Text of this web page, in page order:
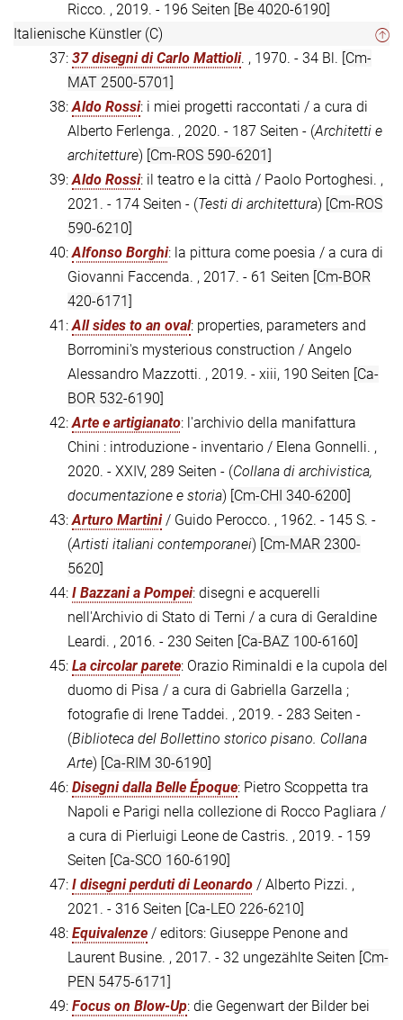
Ricco. , 2019. - 196 Seiten [Be 4020-6190]
Italienische Künstler (C)
37: 37 disegni di Carlo Mattioli. , 1970. - 34 Bl. [Cm-
MAT 2500-5701]
38:Aldo Rossi: i miei progetti raccontati / a cura di
Alberto Ferlenga. , 2020. - 187 Seiten - (Architetti e
architetture) [Cm-ROS 590-6201]
39:Aldo Rossi: il teatro e la città / Paolo Portoghesi. ,
2021. - 174 Seiten - (Testi di architettura) [Cm-ROS
590-6210]
40:Alfonso Borghi: la pittura come poesia / a cura di
Giovanni Faccenda. , 2017. - 61 Seiten [Cm-BOR
420-6171]
41:All sides to an oval: properties, parameters and
Borromini's mysterious construction / Angelo
Alessandro Mazzotti. , 2019. - xiii, 190 Seiten [Ca-
BOR 532-6190]
42:Arte e artigianato: l'archivio della manifattura
Chini : introduzione - inventario / Elena Gonnelli. ,
2020. - XXIV, 289 Seiten - (Collana di archivistica,
documentazione e storia) [Cm-CHI 340-6200]
43:Arturo Martini/ Guido Perocco. , 1962. - 145 S. -
(Artisti italiani contemporanei) [Cm-MAR 2300-
5620]
44: I Bazzani a Pompei: disegni e acquerelli
nell'Archivio di Stato di Terni / a cura di Geraldine
Leardi. , 2016. - 230 Seiten [Ca-BAZ 100-6160]
45: La circolar parete: Orazio Riminaldi e la cupola del
duomo di Pisa / a cura di Gabriella Garzella ;
fotografie di Irene Taddei. , 2019. - 283 Seiten -
(Biblioteca del Bollettino storico pisano. Collana
Arte) [Ca-RIM 30-6190]
46: Disegni dalla Belle Époque: Pietro Scoppetta tra
Napoli e Parigi nella collezione di Rocco Pagliara /
a cura di Pierluigi Leone de Castris. , 2019. - 159
Seiten [Ca-SCO 160-6190]
47: I disegni perduti di Leonardo / Alberto Pizzi. ,
2021. - 316 Seiten [Ca-LEO 226-6210]
48: Equivalenze / editors: Giuseppe Penone and
Laurent Busine. , 2017. - 32 ungezählte Seiten [Cm-
PEN 5475-6171]
49: Focus on Blow-Up: die Gegenwart der Bilder bei